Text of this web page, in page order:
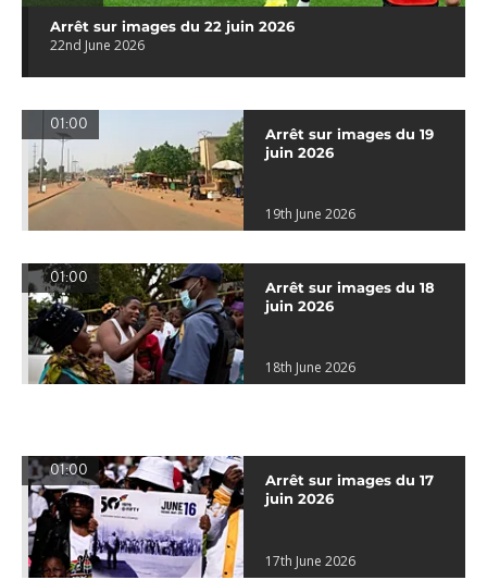
Arrêt sur images du 22 juin 2026
22nd June 2026
01:00
Arrêt sur images du 19
juin 2026
19th June 2026
01:00
Arrêt sur images du 18
juin 2026
18th June 2026
01:00
Arrêt sur images du 17
juin 2026
17th June 2026